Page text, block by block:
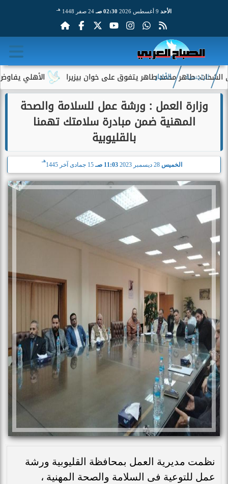
الأحد 02:30 صـ 24 صفر 1448 هـ
الأهلي يفاوض أحمد طاهر محمد طاهر يتفوق على خوان بيزيرا
الرئيسية الأخبار
وزارة العمل : ورشة عمل للسلامة والصحة
المهنية ضمن مبادرة سلامتك تهمنا
بالقليوبية
الخميس 11:03 صـ 15 جمادى آخر 1445
هـ
نظمت مديرية العمل بمحافظة القليوبية ورشة
عمل للتوعية فى السلامة والصحة المهنية ،